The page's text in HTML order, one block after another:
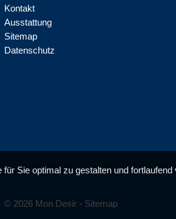
für Sie optimal zu gestalten und
Kontakt
Ausstattung
Sitemap
Datenschutz
© 2026 Mon Desir - Sitemap
Website en design door